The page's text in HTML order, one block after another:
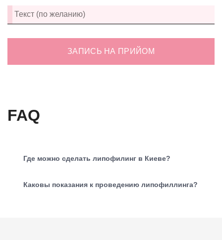
ЗАПИСЬ НА ПРИЙОМ
FAQ
Где можно сделать липофилинг в Киеве?
Каковы показания к проведению липофиллинга?